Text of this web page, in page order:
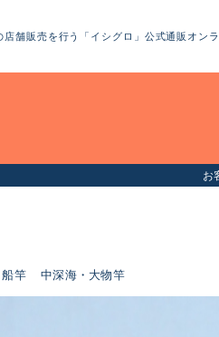
舗販売を行う「イシグロ」公式通販オン
お
船竿 中深海・大物竿